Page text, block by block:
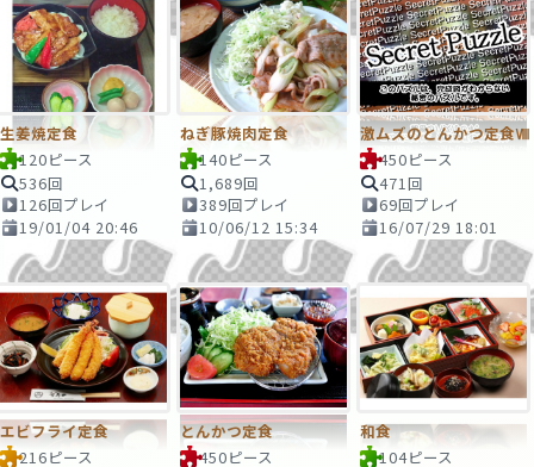
生姜焼定食
120ピース
536回
126回プレイ
19/01/04 20:46
ねぎ豚焼肉定食
140ピース
1,689回
389回プレイ
10/06/12 15:34
激ムズのとんかつ定食Ⅷ
450ピース
471回
69回プレイ
16/07/29 18:01
エビフライ定食
216ピース
とんかつ定食
450ピース
和食
104ピース